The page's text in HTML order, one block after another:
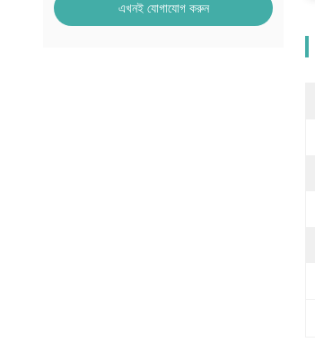
এখনই যোগাযোগ করুন